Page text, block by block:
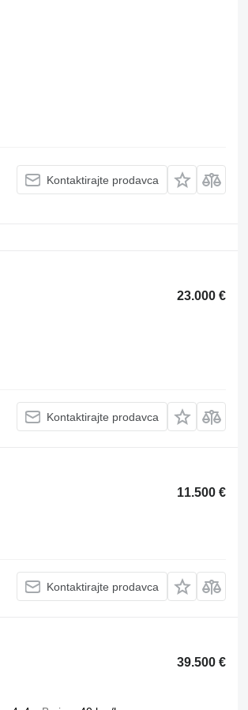
Kontaktirajte prodavca
23.000 €
Kontaktirajte prodavca
11.500 €
Kontaktirajte prodavca
39.500 €